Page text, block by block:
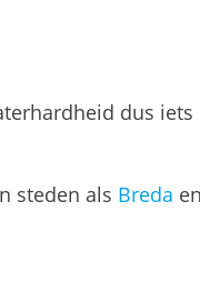
dus
steden als Breda en